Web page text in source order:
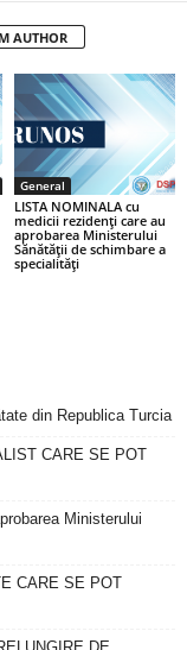
AUTHOR
General
LISTA NOMINALA cu
medicii rezidenţi care au
aprobarea Ministerului
Sănătăţii de schimbare a
specialităţi
din Republica Turcia
CARE SE POT
Ministerului
CARE SE POT